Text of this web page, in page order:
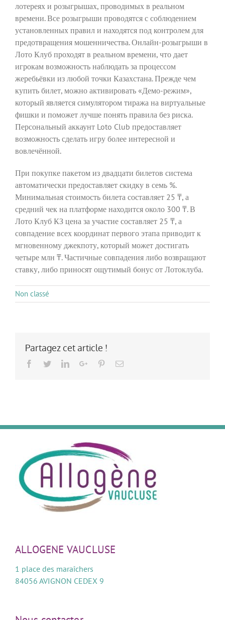
лотереях и розыгрышах, проводимых в реальном
времени. Все розыгрыши проводятся с соблюдением
установленных правил и находятся под контролем для
предотвращения мошенничества. Онлайн-розыгрыши в
Лото Клуб проходят в реальном времени, что дает
игрокам возможность наблюдать за процессом
жеребьёвки из любой точки Казахстана. Прежде чем
купить билет, можно активировать «Демо-режим»,
который является симулятором тиража на виртуальные
фишки и поможет лучше понять правила без риска.
Персональный аккаунт Loto Club предоставляет
возможность сделать игру более интересной и
вовлечённой.
При покупке пакетом из двадцати билетов система
автоматически предоставляет скидку в семь %.
Минимальная стоимость билета составляет 25 ₸, а
средний чек на платформе находится около 300 ₸. В
Лото Клуб КЗ цена за участие составляет 25 ₸, а
совпадение всех координат первого этапа приводит к
мгновенному джекпоту, который может достигать
четыре млн ₸. Частичные совпадения либо возвращают
ставку, либо приносят ощутимый бонус от Лотоклуба.
Non classé
Partagez cet article !
Facebook
TwitterLinkedInGoogle+PinterestEmail
ALLOGENE VAUCLUSE
1 place des maraîchers
84056 AVIGNON CEDEX 9